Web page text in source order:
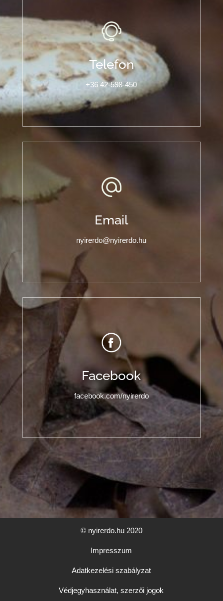
Telefon
+36 42-598-450
Email
nyirerdo@nyirerdo.hu
Facebook
facebook.com/nyirerdo
© nyirerdo.hu 2020
Impresszum
Adatkezelési szabályzat
Védjegyhasználat, szerzői jogok